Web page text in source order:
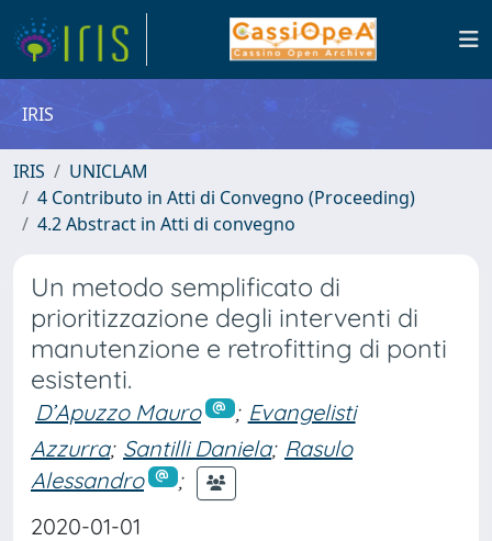
IRIS
IRIS
UNICLAM
4 Contributo in Atti di Convegno (Proceeding)
4.2 Abstract in Atti di convegno
Un metodo semplificato di
prioritizzazione degli interventi di
manutenzione e retrofitting di ponti
esistenti.
D’Apuzzo Mauro ; Evangelisti
Azzurra; Santilli Daniela; Rasulo
Alessandro
;
2020-01-01